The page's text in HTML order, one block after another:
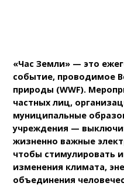
«Час Земли» — это
событие, проводимое
природы (WWF).
частных лиц,
муниципальные
учреждения —
жизненно важные
чтобы стимулировать
изменения климата,
объединения